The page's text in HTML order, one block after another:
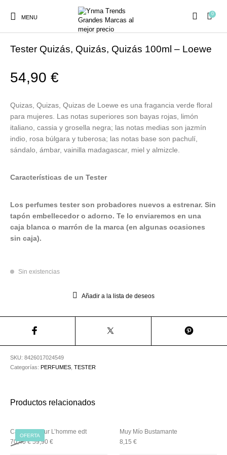
MENU
0
Decoración
AUSTRALIAN GOLD AUTOBRONCEADORES CABELLO
COSMÉTICA
PRESENCIALES
HIGIENE Juegos y juguetes
Utensilios de
Z.one Concept
TESTER
Tester Quizás, Quizás, Quizás 100ml – Loewe
54,90€
Quizas, Quizas, Quizas de Loewe es una fragancia verde floral
para mujeres. Las notas superiores son bayas rojas, limón
italiano, cassia y grosella negra; las notas medias son jazmín
indio, rosa búlgara y tuberosa; las notas base son pachulí,
sándalo, ámbar, vainilla madagascar, miel y almizcle.
Características de un Tester
Los perfumes tester son probadores nuevos a estrenar. Sin
tapón embellecedor o adorno. Te lo enviaremos en una
caja blanca o marrón de la marca (en algunas ocasiones
sin caja).
Sin existencias
Añadir a la lista de deseos
SKU:8426017024549
Categorías:PERFUMES ,TESTER
Productos relacionados
OFERTA
Cacharel pour L’homme edt
70,40€ 59,90€
Muy Mío Bustamante
8,15 €